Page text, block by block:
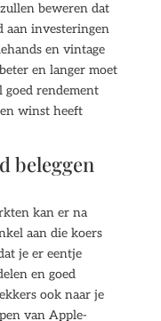
beweren dat
aan investeringen
en vintage
en langer moet
goed rendement
winst heeft
beleggen
kan er na
aan die koers
je er eentje
en goed
ook naar je
van Apple-